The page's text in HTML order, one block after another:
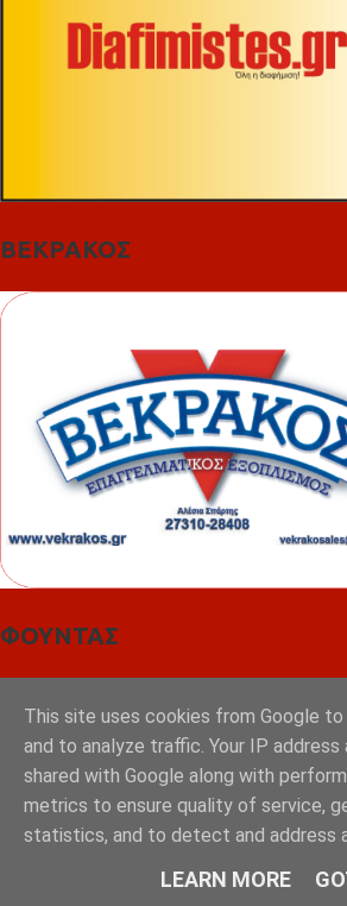
ΒΕΚΡΑΚΟΣ
ΦΟΥΝΤΑΣ
This site uses cookies from Google
and to analyze traffic. Your IP address
shared with Google along with
metrics to ensure quality of service,
statistics, and to detect and address
LEARN MORE